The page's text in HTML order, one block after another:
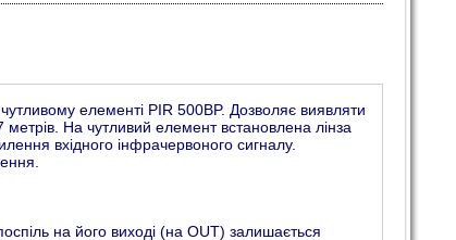
елементі PIR 500BP. Дозволяє виявляти
метрів. На чутливий елемент встановлена лінза
вхідного інфрачервоного сигналу.
на його виході (на OUT) залишається